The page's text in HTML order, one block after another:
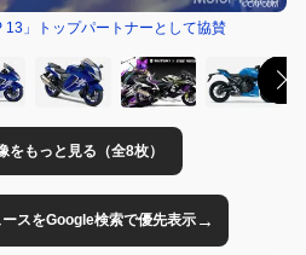
13」トップパートナーとして協賛
をもっと見る（全8枚）
スをGoogle検索で優先表示→